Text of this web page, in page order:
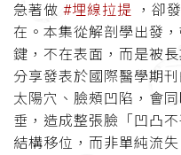
急著做 #埋線拉提 ，卻
在。本集從解剖學出發
鍵，不在表面，而是被
分享發表於國際醫學期
太陽穴、臉頰凹陷，會
垂，造成整張臉「凹凸
結構移位，而非單純流